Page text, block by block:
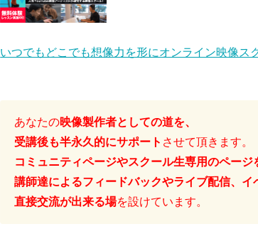
いつでもどこでも想像力を形にオンライン映像ス
あなたの映像製作者としての道を、
受講後も半永久的にサポート させて頂きます。
コミュニティページやスクール生専用のページ
講師達によるフィードバックやライブ配信、イ
直接交流が出来る場を設けています。